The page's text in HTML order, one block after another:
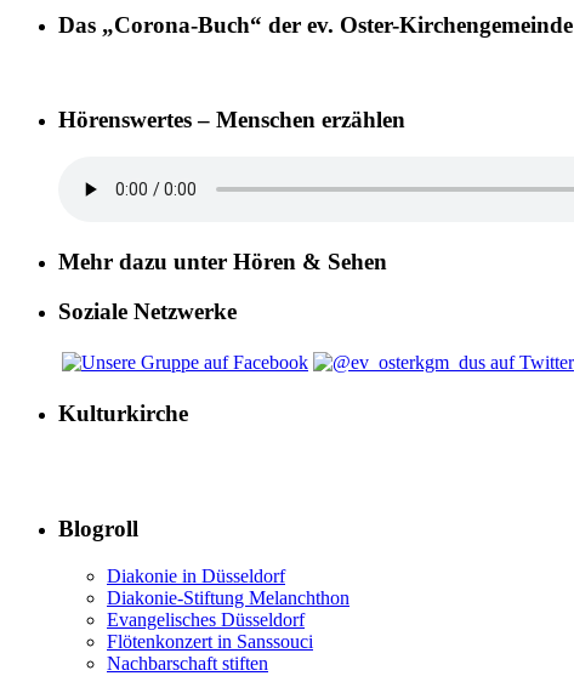
Das „Corona-Buch“ der ev. Oster-Kirchengemeinde
Hörenswertes – Menschen erzählen
Mehr dazu unter Hören & Sehen
Soziale Netzwerke
Kulturkirche
Blogroll
Diakonie in Düsseldorf
Diakonie-Stiftung Melanchthon
Evangelisches Düsseldorf
Flötenkonzert in Sanssouci
Nachbarschaft stiften